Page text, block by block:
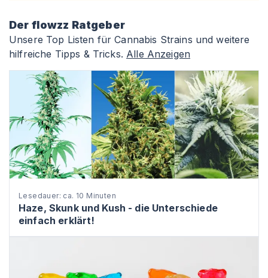
Der flowzz Ratgeber
Unsere Top Listen für Cannabis Strains und weitere
hilfreiche Tipps & Tricks. Alle Anzeigen
Lesedauer: ca. 10 Minuten
Haze, Skunk und Kush - die Unterschiede
einfach erklärt!